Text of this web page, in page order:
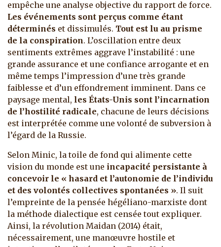
empêche une analyse objective du rapport de force.
Les événements sont perçus comme étant
déterminés et dissimulés. Tout est lu au prisme
de la conspiration. L’oscillation entre deux
sentiments extrêmes aggrave l’instabilité : une
grande assurance et une confiance arrogante et en
même temps l’impression d’une très grande
faiblesse et d’un effondrement imminent. Dans ce
paysage mental, les États-Unis sont l’incarnation
de l’hostilité radicale, chacune de leurs décisions
est interprétée comme une volonté de subversion à
l’égard de la Russie.
Selon Minic, la toile de fond qui alimente cette
vision du monde est une incapacité persistante à
concevoir le « hasard et l’autonomie de l’individu
et des volontés collectives spontanées ». Il suit
l’empreinte de la pensée hégéliano-marxiste dont
la méthode dialectique est censée tout expliquer.
Ainsi, la révolution Maidan (2014) était,
nécessairement, une manœuvre hostile et